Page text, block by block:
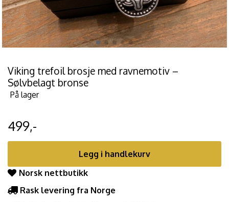
Viking trefoil brosje med ravnemotiv –
Sølvbelagt bronse
På lager
499,-
Legg i handlekurv
Norsk nettbutikk
Rask levering fra Norge